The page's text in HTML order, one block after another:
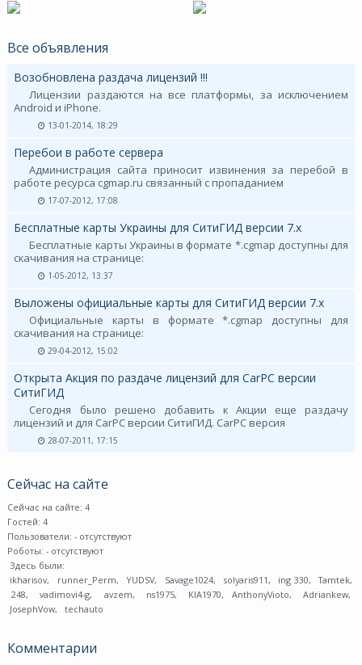
Все объявления
Возобновлена раздача лицензий !!!
Лицензии раздаются на все платформы, за исключением
Android и iPhone.
13-01-2014, 18:29
Перебои в работе сервера
Администрация сайта приносит извинения за перебой в
работе ресурса cgmap.ru связанный с пропаданием
17-07-2012, 17:08
Бесплатные карты Украины для СитиГИД версии 7.х
Бесплатные карты Украины в формате *.cgmap доступны для
скачивания на странице:
1-05-2012, 13:37
Выложены официальные карты для СитиГИД версии 7.х
Официальные карты в формате *.cgmap доступны для
скачивания на странице:
29-04-2012, 15:02
Открыта Акция по раздаче лицензий для CarPC версии
СитиГИД
Сегодня было решено добавить к Акции еще раздачу
лицензий и для CarPC версии СитиГИД. CarPC версия
28-07-2011, 17:15
Сейчас на сайте
Сейчас на сайте: 4
Гостей: 4
Пользователи: - отсутствуют
Роботы: - отсутствуют
Здесь были:
ikharisov, runner_Perm, YUDSV, Savage1024, solyaris911 , ing 330, Tamtek,
248, vadimovi4-g, avzem, ns1975, KIA1970, AnthonyVioto, Adriankew,
JosephVow, techauto
Комментарии